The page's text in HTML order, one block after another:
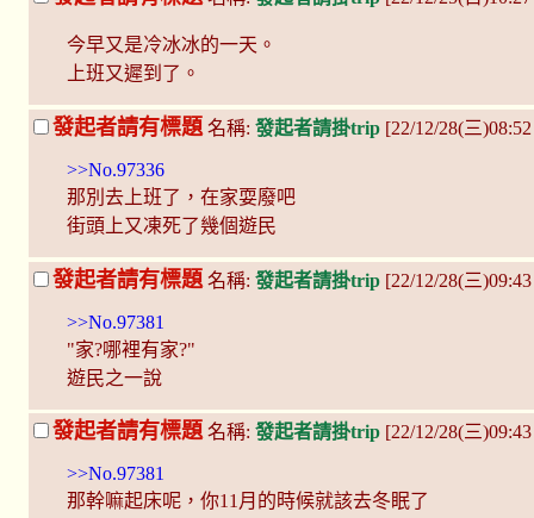
今早又是冷冰冰的一天。
上班又遲到了。
發起者請有標題 名稱: 發起者請掛trip [22/12/28(三
>>No.97336
那別去上班了，在家耍廢吧
街頭上又凍死了幾個遊民
發起者請有標題 名稱: 發起者請掛trip [22/12/28(三
>>No.97381
"家?哪裡有家?"
遊民之一說
發起者請有標題 名稱: 發起者請掛trip [22/12/28(三
>>No.97381
那幹嘛起床呢，你11月的時候就該去冬眠了